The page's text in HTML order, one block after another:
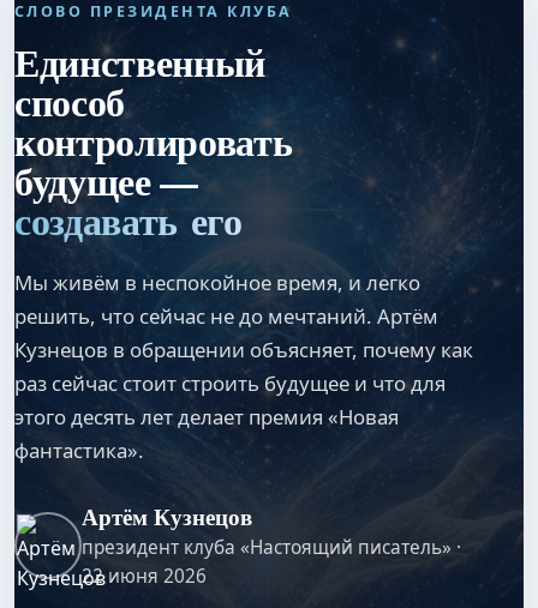
СЛОВО ПРЕЗИДЕНТА КЛУБА
Единственный
способ
контролировать
будущее —
создавать его
Мы живём в неспокойное время, и легко
решить, что сейчас не до мечтаний. Артём
Кузнецов в обращении объясняет, почему как
раз сейчас стоит строить будущее и что для
этого десять лет делает премия «Новая
фантастика».
Артём Кузнецов
президент клуба «Настоящий писатель» ·
22 июня 2026